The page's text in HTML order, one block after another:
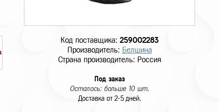
Код поставщика: 259002283
Производитель: Белшина
Страна производитель: Россия
Под заказ
Осталось: больше 10 шт.
Доставка от 2-5 дней.